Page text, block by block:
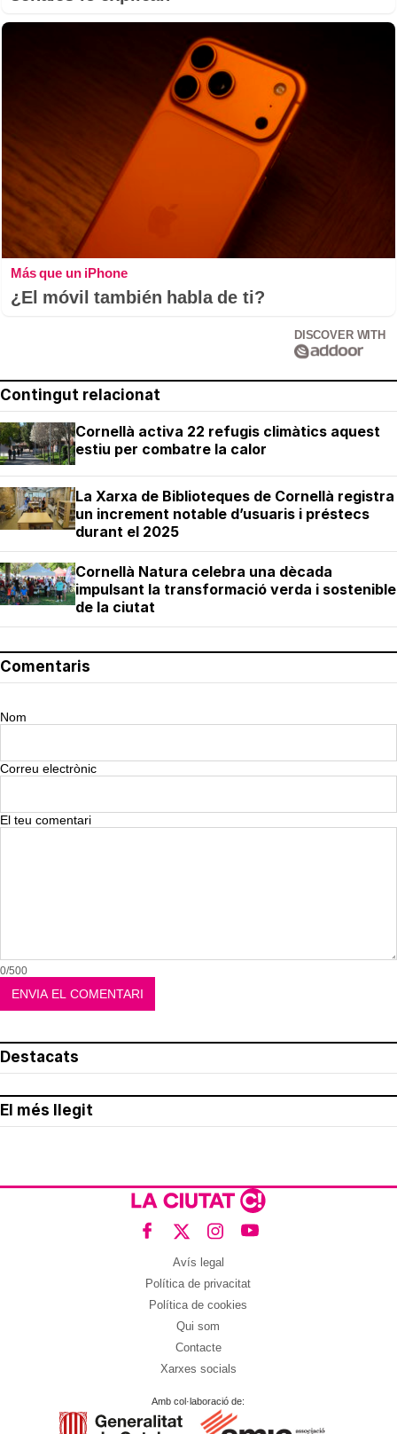
Más que un iPhone
¿El móvil también habla de ti?
DISCOVER WITH
Contingut relacionat
Cornellà activa 22 refugis climàtics aquest
estiu per combatre la calor
La Xarxa de Biblioteques de Cornellà registra
un increment notable d’usuaris i préstecs
durant el 2025
Cornellà Natura celebra una dècada
impulsant la transformació verda i sostenible
de la ciutat
Comentaris
Nom
Correu electrònic
El teu comentari
0/500
Destacats
El més llegit
Avís legal
Política de privacitat
Política de cookies
Qui som
Contacte
Xarxes socials
Amb col·laboració de: